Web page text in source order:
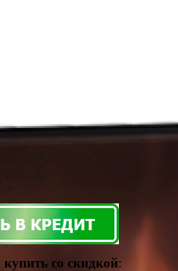
купить со скидкой: